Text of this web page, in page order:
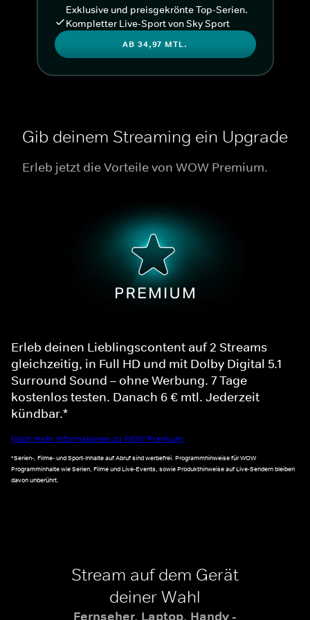
Exklusive und preisgekrönte Top-Serien.
Kompletter Live-Sport von Sky Sport
AB 34,97 MTL.
Gib deinem Streaming ein Upgrade
Erleb jetzt die Vorteile von WOW Premium.
Erleb deinen Lieblingscontent auf 2 Streams
gleichzeitig, in Full HD und mit Dolby Digital 5.1
Surround Sound – ohne Werbung. 7 Tage
kostenlos testen. Danach 6 € mtl. Jederzeit
kündbar.*
Noch mehr Informationen zu WOW Premium
*Serien-, Filme- und Sport-Inhalte auf Abruf sind werbefrei. Programmhinweise für WOW
Programminhalte wie Serien, Filme und Live-Events, sowie Produkthinweise auf Live-Sendern bleiben
davon unberührt.
Stream auf dem Gerät
deiner Wahl
Fernseher, Laptop, Handy -